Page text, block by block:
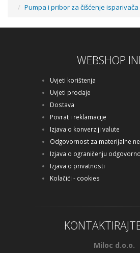
Pumpa i pribor za čišćenje
WEBSHOP
Uvjeti korištenja
Uvjeti prodaje
Dostava
Povrat i reklamacije
Izjava o konverziji valute
Odgovornost za materijalne
Izjava o ograničenju
Izjava o privatnosti
Kolačići - cookies
Miloc d.o.o.